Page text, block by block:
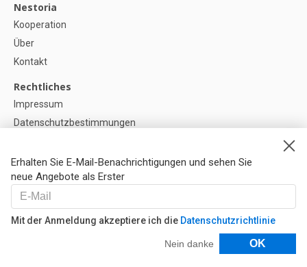
Erhalten Sie E-Mail-Benachrichtigungen und sehen Sie
neue Angebote als Erster
Mit der Anmeldung akzeptiere ich die Datenschutzrichtlinie
Nein danke OK
Filter
Nestoria
Kooperation
Über
Kontakt
Rechtliches
Impressum
Datenschutzbestimmungen
Cookie-Einstellunge
Hilfe
FAQ
Unsere Partner